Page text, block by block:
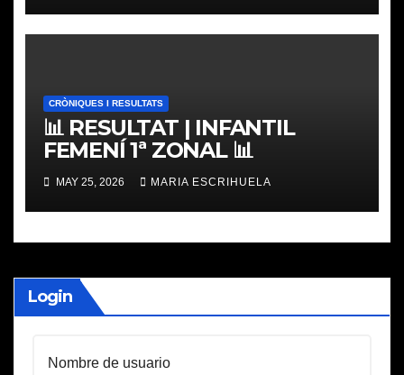
CRÒNIQUES I RESULTATS
📊 RESULTAT | INFANTIL
FEMENÍ 1ª ZONAL 📊
MAY 25, 2026 MARIA ESCRIHUELA
Login
Nombre de usuario